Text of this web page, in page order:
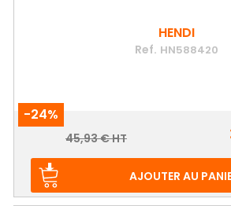
HENDI
Ref. HN588420
-24%
Prix
Prix
45,93 € HT
AJOUTER AU